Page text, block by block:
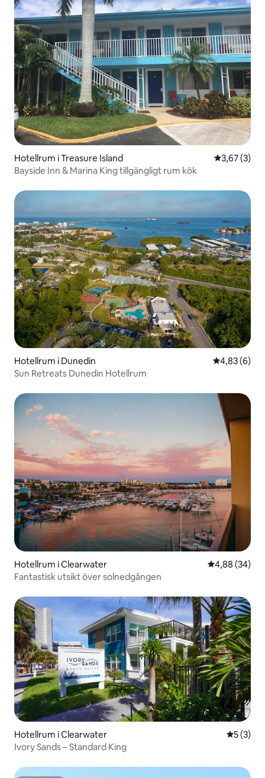
Hotellrum i Treasure Island 3,67 av 5 i
3,67 (3)
Bayside Inn & Marina King tillgängligt rum kök
Hotellrum i Dunedin 4,83 av 5 i
4,83 (6)
Sun Retreats Dunedin Hotellrum
Hotellrum i Clearwater 4,88 av 5 i
4,88 (34)
Fantastisk utsikt över solnedgången
Hotellrum i Clearwater 5 av 5 i
5 (3)
Ivory Sands – Standard King